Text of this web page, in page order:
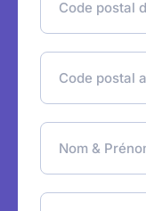
d
e
_
d
p
a
c
_
a
r
n
m
_
e